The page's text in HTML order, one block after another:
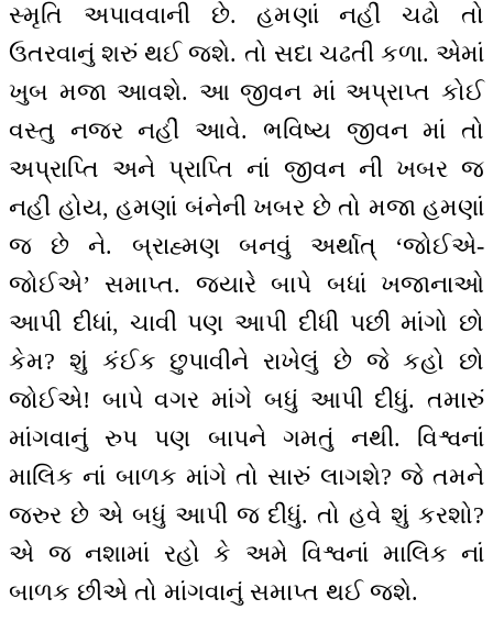
સ્મૃતિ અપાવવાની છે. હમણાં નહીં ચઢો તો
ઉતરવાનું શરું થઈ જશે. તો સદા ચઢતી કળા. એમાં
ખુબ મજા આવશે. આ જીવન માં અપ્રાપ્ત કોઈ
વસ્તુ નજર નહીં આવે. ભવિષ્ય જીવન માં તો
અપ્રાપ્તિ અને પ્રાપ્તિ નાં જીવન ની ખબર જ
નહીં હોય, હમણાં બંનેની ખબર છે તો મજા હમણાં
જ છે ને. બ્રાહ્મણ બનવું અર્થાત્ ‘જોઈએ-
જોઈએ’ સમાપ્ત. જ્યારે બાપે બધાં ખજાનાઓ
આપી દીધાં, ચાવી પણ આપી દીધી પછી માંગો છો
કેમ? શું કંઈક છુપાવીને રાખેલું છે જે કહો છો
જોઈએ! બાપે વગર માંગે બધું આપી દીધું. તમારું
માંગવાનું રુપ પણ બાપને ગમતું નથી. વિશ્વનાં
માલિક નાં બાળક માંગે તો સારું લાગશે? જે તમને
જરુર છે એ બધું આપી જ દીધું. તો હવે શું કરશો?
એ જ નશામાં રહો કે અમે વિશ્વનાં માલિક નાં
બાળક છીએ તો માંગવાનું સમાપ્ત થઈ જશે.